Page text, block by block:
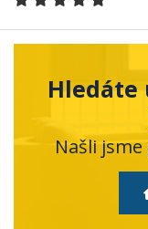
Hledáte
Našli